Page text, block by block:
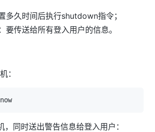
多久时间后执行shutdown指令；
要传送给所有登入用户的信息。
：
同时送出警告信息给登入用户：